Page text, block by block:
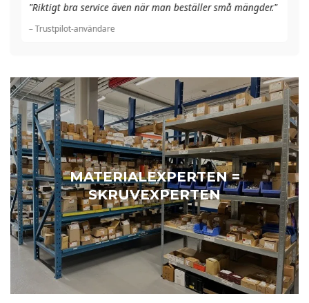
"Riktigt bra service även när man beställer små mängder."
– Trustpilot-användare
MATERIALEXPERTEN =
SKRUVEXPERTEN